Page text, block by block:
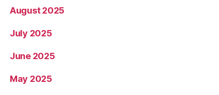
August 2025
July 2025
June 2025
May 2025